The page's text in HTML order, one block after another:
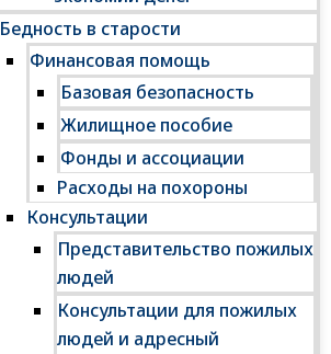
Бедность в старости
Финансовая помощь
Базовая безопасность
Жилищное пособие
Фонды и ассоциации
Расходы на похороны
Консультации
Представительство пожилых
людей
Консультации для пожилых
людей и адресный